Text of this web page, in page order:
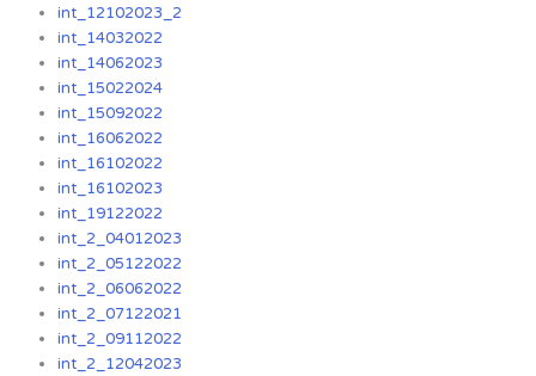
int_12102023_2
int_14032022
int_14062023
int_15022024
int_15092022
int_16062022
int_16102022
int_16102023
int_19122022
int_2_04012023
int_2_05122022
int_2_06062022
int_2_07122021
int_2_09112022
int_2_12042023